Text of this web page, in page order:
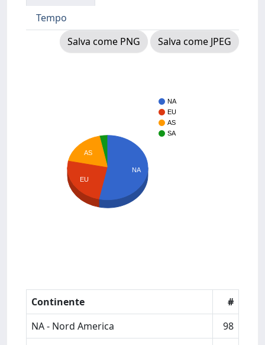
Tempo
Salva come PNG
Salva come JPEG
NA
EU
AS
SA
AS
EU
NA
Continente
#
NA - Nord America
98